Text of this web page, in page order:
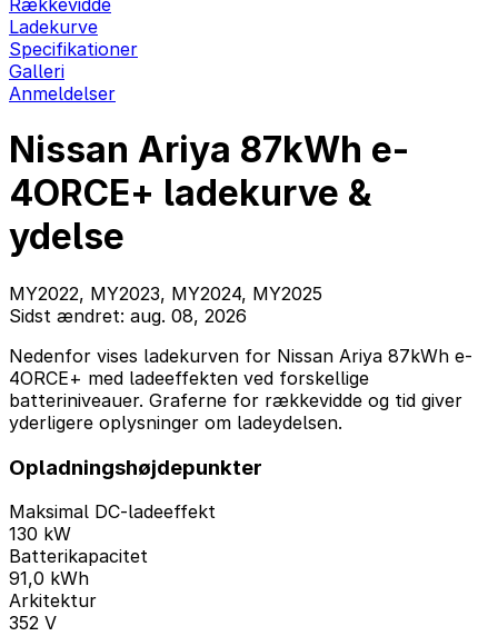
Rækkevidde
Ladekurve
Specifikationer
Galleri
Anmeldelser
Nissan Ariya 87kWh e-
4ORCE+ ladekurve &
ydelse
MY2022, MY2023, MY2024, MY2025
Sidst ændret: aug. 08, 2026
Nedenfor vises ladekurven for Nissan Ariya 87kWh e-
4ORCE+ med ladeeffekten ved forskellige
batteriniveauer. Graferne for rækkevidde og tid giver
yderligere oplysninger om ladeydelsen.
Opladningshøjdepunkter
Maksimal DC-ladeeffekt
130 kW
Batterikapacitet
91,0 kWh
Arkitektur
352 V